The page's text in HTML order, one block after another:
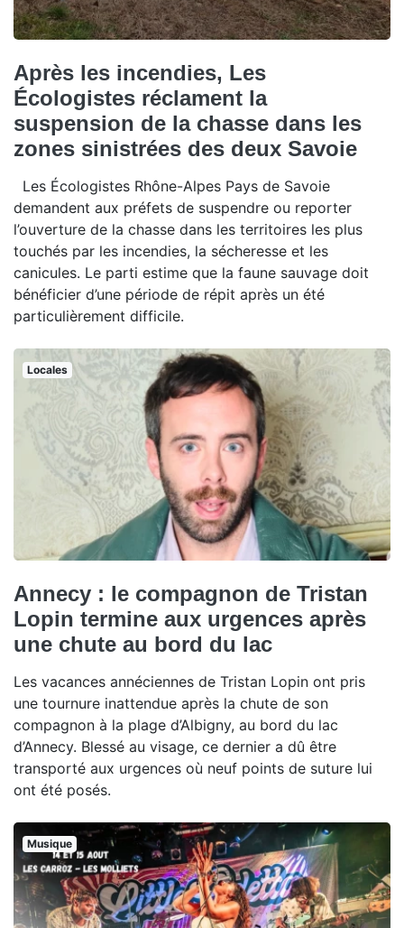
Après les incendies, Les
Écologistes réclament la
suspension de la chasse dans les
zones sinistrées des deux Savoie
Les Écologistes Rhône-Alpes Pays de Savoie
demandent aux préfets de suspendre ou reporter
l’ouverture de la chasse dans les territoires les plus
touchés par les incendies, la sécheresse et les
canicules. Le parti estime que la faune sauvage doit
bénéficier d’une période de répit après un été
particulièrement difficile.
Locales
Annecy : le compagnon de Tristan
Lopin termine aux urgences après
une chute au bord du lac
Les vacances annéciennes de Tristan Lopin ont pris
une tournure inattendue après la chute de son
compagnon à la plage d’Albigny, au bord du lac
d’Annecy. Blessé au visage, ce dernier a dû être
transporté aux urgences où neuf points de suture lui
ont été posés.
Musique